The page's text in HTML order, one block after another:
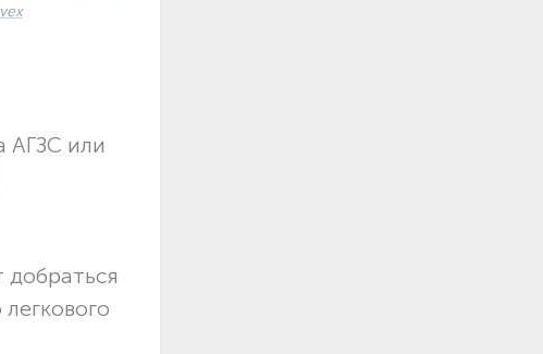
АГЗС или
добраться